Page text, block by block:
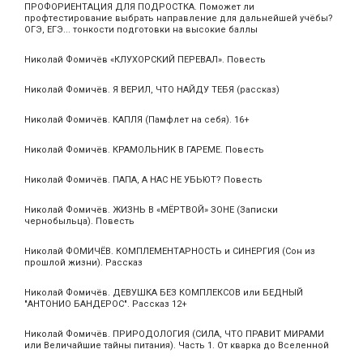
ПРОФОРИЕНТАЦИЯ ДЛЯ ПОДРОСТКА. Поможет ли
профтестирование выбрать направление для дальнейшей учёбы?
ОГЭ, ЕГЭ... тонкости подготовки на высокие баллы
Николай Фомичёв «КЛУХОРСКИЙ ПЕРЕВАЛ». Повесть
Николай Фомичёв. Я ВЕРИЛ, ЧТО НАЙДУ ТЕБЯ (рассказ)
Николай Фомичёв. КАПЛЯ (Памфлет на себя). 16+
Николай Фомичёв. КРАМОЛЬНИК В ГАРЕМЕ. Повесть
Николай Фомичёв. ПАПА, А НАС НЕ УБЬЮТ? Повесть
Николай Фомичёв. ЖИЗНЬ В «МЁРТВОЙ» ЗОНЕ (Записки
чернобыльца). Повесть
Николай ФОМИЧЁВ. КОМПЛЕМЕНТАРНОСТЬ и СИНЕРГИЯ (Сон из
прошлой жизни). Рассказ
Николай Фомичёв. ДЕВУШКА БЕЗ КОМПЛЕКСОВ или БЕДНЫЙ
"АНТОНИО БАНДЕРОС". Рассказ 12+
Николай Фомичёв. ПРИРОДОЛОГИЯ (СИЛА, ЧТО ПРАВИТ МИРАМИ
или Величайшие тайны питания). Часть 1. От кварка до Вселенной